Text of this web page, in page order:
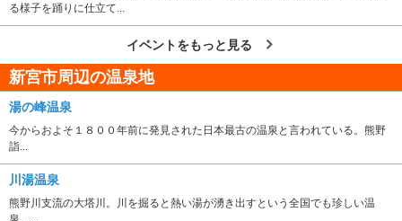
る様子を踊りに仕立て...
イベントをもっと見る
新宮市周辺の温泉地
湯の峰温泉
今からおよそ１８００年前に発見された日本最古の温泉と言われている。熊野
詣...
川湯温泉
熊野川支流の大塔川。川を掘ると熱い湯が湧き出すという全国でも珍しい温